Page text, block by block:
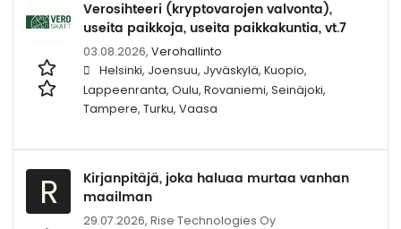
Verosihteeri (kryptovarojen valvonta),
useita paikkoja, useita paikkakuntia, vt.7
03.08.2026, Verohallinto
Helsinki, Joensuu, Jyväskylä, Kuopio,
Lappeenranta, Oulu, Rovaniemi, Seinäjoki,
Tampere, Turku, Vaasa
R
Kirjanpitäjä, joka haluaa murtaa vanhan
maailman
29.07.2026, Rise Technologies Oy